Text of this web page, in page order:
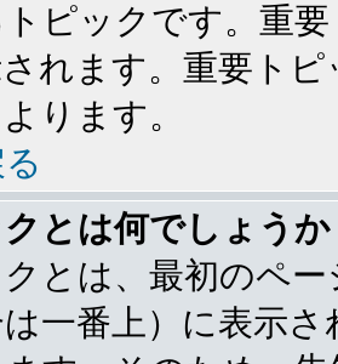
ピックです。重
れます。重要ト
ります。
とは何でしょうか
とは、最初のペ
一番上）に表示